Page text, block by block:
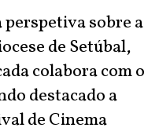
perspetiva sobre a
de Setúbal,
colabora com o
destacado a
de Cinema